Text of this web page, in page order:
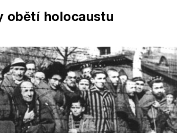
obětí holocaustu